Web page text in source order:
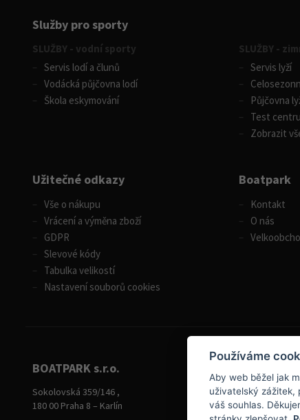
Služby pro sporty
SLUŽBY - vodní sporty
Servis lodí a člunů
Vodácká půjčovna lodí
Škola eskymování
SLUŽBY -
Servis lyží
Půjčovna
Test
Zobrazit
Užitečné odkazy
Vše o nákupu
Vrácení a výměna zboží
GDPR
Slevové kódy
Tabulka velikostí
Nastavení souborů cookies
Boatpark
Kontakt
O nás
BOATPARK s.r.o.
Sokolovská 359/146 ,
180 00 Praha 8 – Karlín
+420 284 826
+420 604 728 042
Používáme
Aby web běžel jak
uživatelský zážitek,
váš souhlas.